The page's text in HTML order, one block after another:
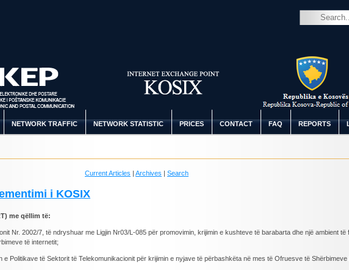
NETWORK TRAFFIC NETWORK STATISTIC PRICES CONTACT FAQ REPORTS
Current Articles | Archives | Search
i KOSIX
me qëllim të:
Nr. 2002/7, të ndryshuar me Ligjin Nr03/L-085 për promovimin, krijimin e kushteve të barabarta dhe një ambient të
të internetit;
Politikave të Sektorit të Telekomunikacionit për krijimin e nyjave të përbashkëta në mes të Ofruesve të Shërbimeve